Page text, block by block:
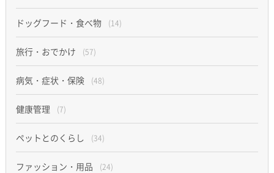
ドッグフード・食べ物 (14)
旅行・おでかけ (57)
病気・症状・保険 (48)
健康管理 (7)
ペットとのくらし (34)
ファッション・用品 (24)